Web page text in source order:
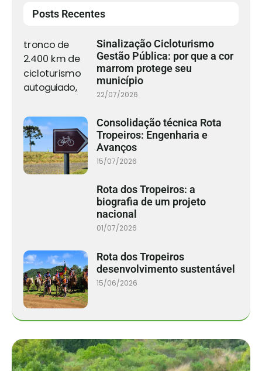
Posts Recentes
Sinalização Cicloturismo
Gestão Pública: por que a cor
marrom protege seu
município
22/07/2026
Consolidação técnica Rota
Tropeiros: Engenharia e
Avanços
15/07/2026
Rota dos Tropeiros: a
biografia de um projeto
nacional
01/07/2026
Rota dos Tropeiros
desenvolvimento sustentável
15/06/2026